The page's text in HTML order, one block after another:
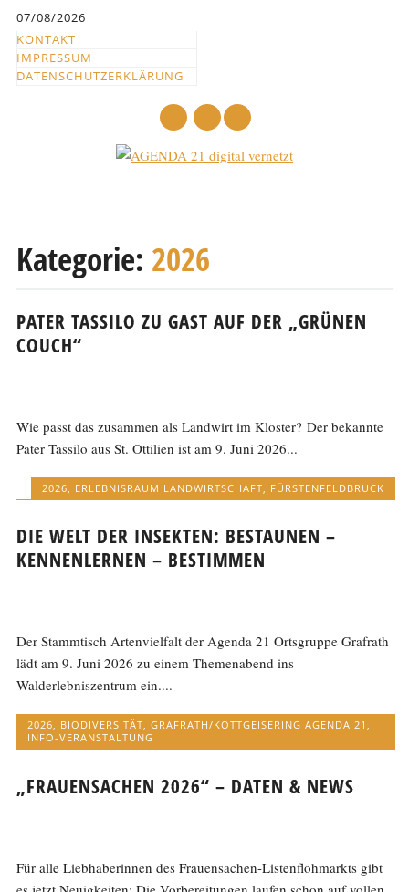
springen
07/08/2026
KONTAKT
IMPRESSUM
DATENSCHUTZERKLÄRUNG
zum
Kategorie: 2026
PATER TASSILO ZU GAST AUF DER „GRÜNEN
COUCH“
Wie passt das zusammen als Landwirt im Kloster? Der bekannte
Pater Tassilo aus St. Ottilien ist am 9. Juni 2026...
2026, ERLEBNISRAUM LANDWIRTSCHAFT, FÜRSTENFELDBRUCK
DIE WELT DER INSEKTEN: BESTAUNEN –
KENNENLERNEN – BESTIMMEN
Der Stammtisch Artenvielfalt der Agenda 21 Ortsgruppe Grafrath
lädt am 9. Juni 2026 zu einem Themenabend ins
Walderlebniszentrum ein....
2026, BIODIVERSITÄT,GRAFRATH/KOTTGEISERING AGENDA 21,
INFO-VERANSTALTUNG
„FRAUENSACHEN 2026“ – DATEN & NEWS
Für alle Liebhaberinnen des Frauensachen-Listenflohmarkts gibt